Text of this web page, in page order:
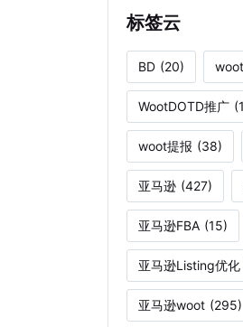
标签云
BD (20) woot
WootDOTD推广
woot提报 (38)
亚马逊 (427)
亚马逊FBA (15)
亚马逊Listing优化
亚马逊woot (295)